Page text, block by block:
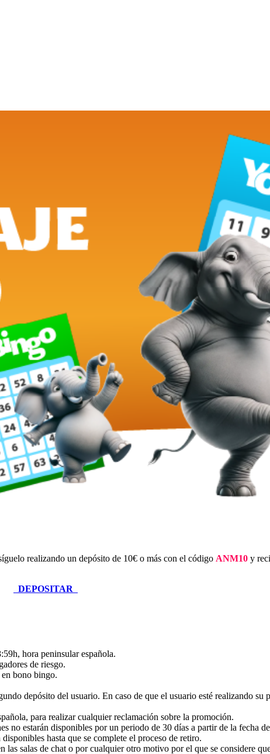
realizando un depósito de 10€ o más con el código ANM10 y
DEPOSITAR
hora peninsular española.
de riesgo.
bono bingo.
depósito del usuario. En caso de que el usuario esté realizando su
para realizar cualquier reclamación sobre la promoción.
no estarán disponibles por un periodo de 30 días a partir de la fecha
hasta que se complete el proceso de retiro.
salas de chat o por cualquier otro motivo por el que se considere